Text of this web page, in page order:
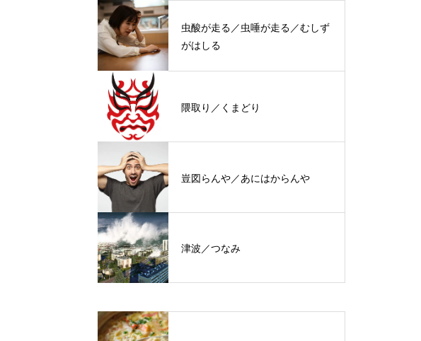
虫酸が走る／虫唾が走る／むしず
がはしる
隈取り／くまどり
豈図らんや／あにはからんや
津波／つなみ